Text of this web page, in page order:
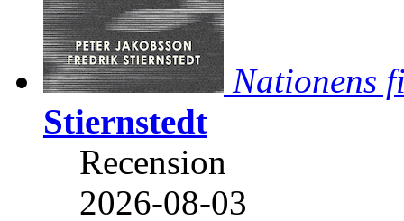
Nationens
Stiernstedt
Recension
2026-08-03